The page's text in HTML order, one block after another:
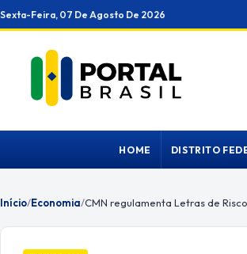
Ir
para
conteúdo
Sexta-Feira, 07 De Agosto De 2026
HOME DISTRITO
Início/Economia/CMN regulamenta Letras de